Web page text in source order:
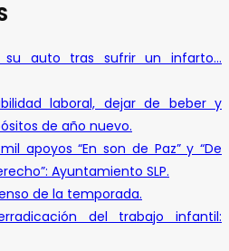
su auto tras sufrir un infarto…
laboral, dejar de beber y
de año nuevo.
apoyos “En son de Paz” y “De
Ayuntamiento SLP.
de la temporada.
del trabajo infantil: